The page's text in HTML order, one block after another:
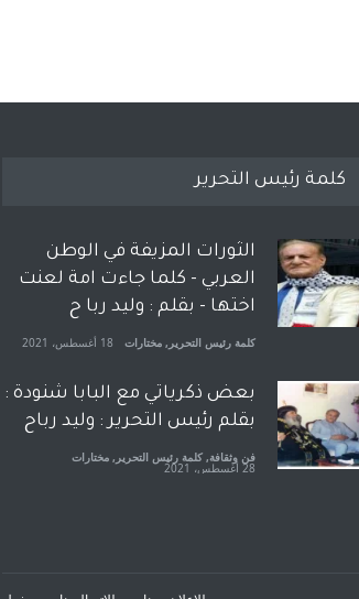
كلمة رئيس التحرير
الثورات المزيفة في الوطن
العربي - كلما جاءت امة لعنت
اختها - بقلم : وليد ربا ح
كلمة رئيس التحرير , مختارات 18 أغسطس، 2021
بعض ذكرياتي مع البابا شنودة :
بقلم رئيس التحرير : وليد رباح
فن وثقافة, كلمة رئيس التحرير , مختارات
28 أغسطس، 2021